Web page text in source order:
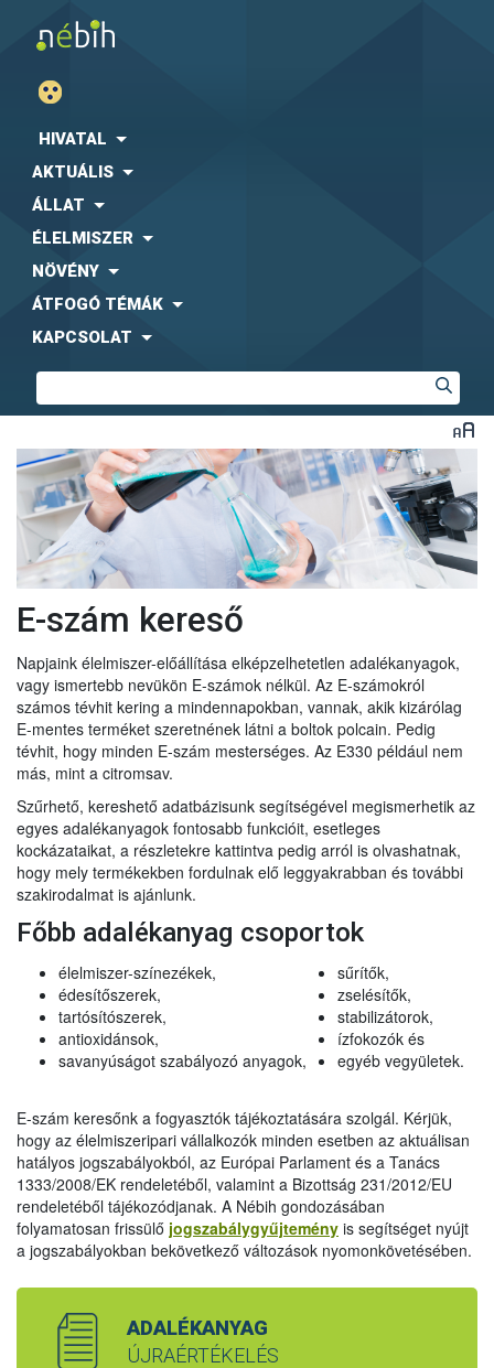
HIVATAL
AKTUÁLIS
ÁLLAT
ÉLELMISZER
NÖVÉNY
ÁTFOGÓ TÉMÁK
KAPCSOLAT
E-szám kereső
Napjaink élelmiszer-előállítása elképzelhetetlen adalékanyagok,
vagy ismertebb nevükön E-számok nélkül. Az E-számokról
számos tévhit kering a mindennapokban, vannak, akik kizárólag
E-mentes terméket szeretnének látni a boltok polcain. Pedig
tévhit, hogy minden E-szám mesterséges. Az E330 például nem
más, mint a citromsav.
Szűrhető, kereshető adatbázisunk segítségével megismerhetik az
egyes adalékanyagok fontosabb funkcióit, esetleges
kockázataikat, a részletekre kattintva pedig arról is olvashatnak,
hogy mely termékekben fordulnak elő leggyakrabban és további
szakirodalmat is ajánlunk.
Főbb adalékanyag csoportok
élelmiszer-színezékek,
édesítőszerek,
tartósítószerek,
antioxidánsok,
savanyúságot szabályozó anyagok,
sűrítők,
zselésítők,
stabilizátorok,
ízfokozók és
egyéb vegyületek.
E-szám keresőnk a fogyasztók tájékoztatására szolgál. Kérjük,
hogy az élelmiszeripari vállalkozók minden esetben az aktuálisan
hatályos jogszabályokból, az Európai Parlament és a Tanács
1333/2008/EK rendeletéből, valamint a Bizottság 231/2012/EU
rendeletéből tájékozódjanak. A Nébih gondozásában
folyamatosan frissülő jogszabálygyűjtemény is segítséget nyújt
a jogszabályokban bekövetkező változások nyomonkövetésében.
ADALÉKANYAG
ÚJRAÉRTÉKELÉS